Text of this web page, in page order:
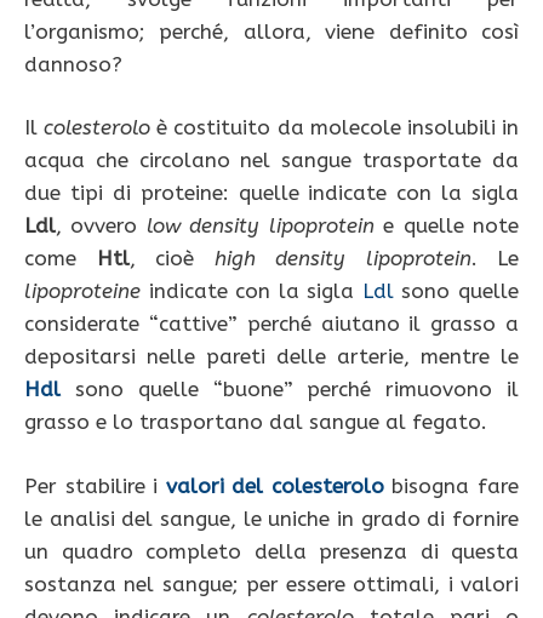
l’organismo; perché, allora, viene definito così
dannoso?
Ilcolesterolo è costituito da molecole insolubili in
acqua che circolano nel sangue trasportate da
due tipi di proteine: quelle indicate con la sigla
Ldl, ovvero low density lipoprotein e quelle note
come
Htl, cioè high density lipoprotein. Le
lipoproteine indicate con la sigla Ldlsono quelle
considerate “cattive” perché aiutano il grasso a
depositarsi nelle pareti delle arterie, mentre le
Hdlsono quelle “buone” perché rimuovono il
grasso e lo trasportano dal sangue al fegato.
Per stabilire i valori del colesterolobisogna fare
le analisi del sangue, le uniche in grado di fornire
un quadro completo della presenza di questa
sostanza nel sangue; per essere ottimali, i valori